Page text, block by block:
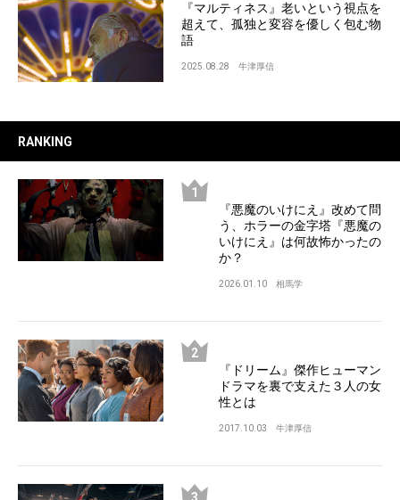
『マルティネス』老いという視点を
超えて、孤独と変容を優しく包む物
語
2025.08.28 牛津厚信
RANKING
『悪魔のいけにえ』改めて問
う、ホラーの金字塔『悪魔の
いけにえ』は何故怖かったの
か？
2026.01.10 相馬学
『ドリーム』傑作ヒューマン
ドラマを裏で支えた３人の女
性とは
2017.10.03 牛津厚信